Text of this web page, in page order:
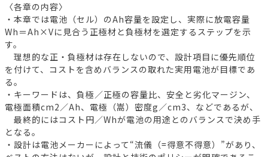
〈各章の内容〉
・本章では電池（セル）のAh容量を設定し、実際に放電容量
Wh＝Ah×Vに見合う正極材と負極材を選定するステップを示
す。
理想的な正・負極材は存在しないので、設計項目に優先順位
を付けて、コストを含めバランスの取れた実用電池が目標であ
る。
・キーワードは、負極／正極の容量比、安全と劣化マージン、
電極面積cm2／Ah、電極（嵩）密度g／cm3、などであるが、
最終的にはコスト円／Whが電池の用途とのバランスで決め手
となる。
・設計は電池メーカーによって“流儀（=得意不得意）”があり、